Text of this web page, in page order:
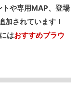
トや専用MAP、登場
加されています！
にはおすすめブラウ